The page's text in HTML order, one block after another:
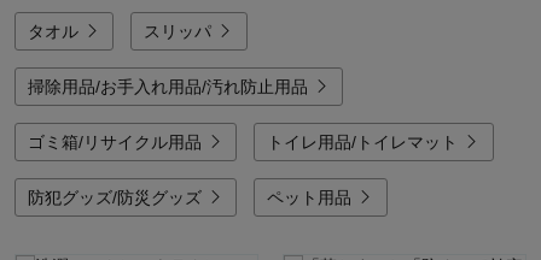
タオル スリッパ
掃除用品/お手入れ用品/汚れ防止用品
ゴミ箱/リサイクル用品 トイレ用品/トイレマット
防犯グッズ/防災グッズ ペット用品